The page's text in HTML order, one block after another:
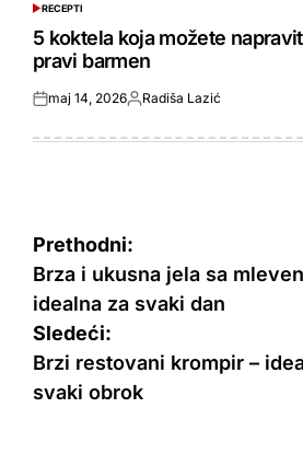
POSTED
IN
RECEPTI
5 koktela koja možete
pravi barmen
Postedmaj 14, 2026Objavio
Radiša Lazić
Kretanje
članka
Prethodni:
Brza i ukusna jela sa
idealna za svaki dan
Sledeći:
Brzi restovani krompir –
svaki obrok